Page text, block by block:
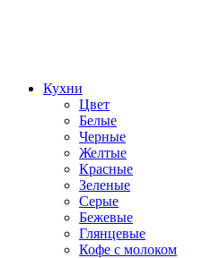
Кухни
Цвет
Белые
Черные
Желтые
Красные
Зеленые
Серые
Бежевые
Глянцевые
Кофе с молоком